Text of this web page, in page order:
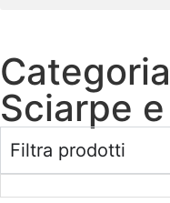
Sciarpe
Filtra prodotti